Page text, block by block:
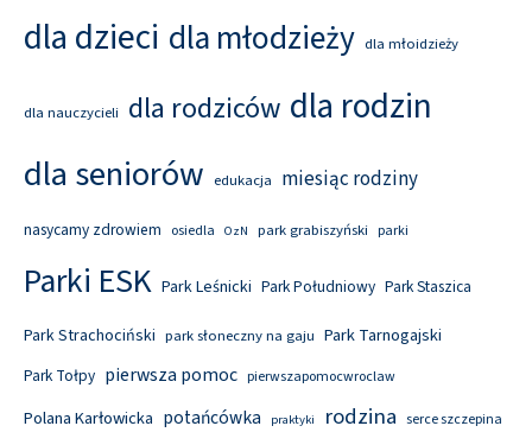
dla dzieci dla młodzieży dla młoidzieży
dla nauczycieli dla rodziców dla rodzin
dla seniorów edukacja miesiąc rodziny
nasycamy zdrowiem osiedla OzN park grabiszyński parki
Parki ESK Park Leśnicki Park Południowy Park Staszica
Park Strachociński park słoneczny na gaju Park Tarnogajski
Park Tołpy pierwsza pomoc pierwszapomocwroclaw
Polana Karłowicka potańcówka praktyki rodzina serce szczepina